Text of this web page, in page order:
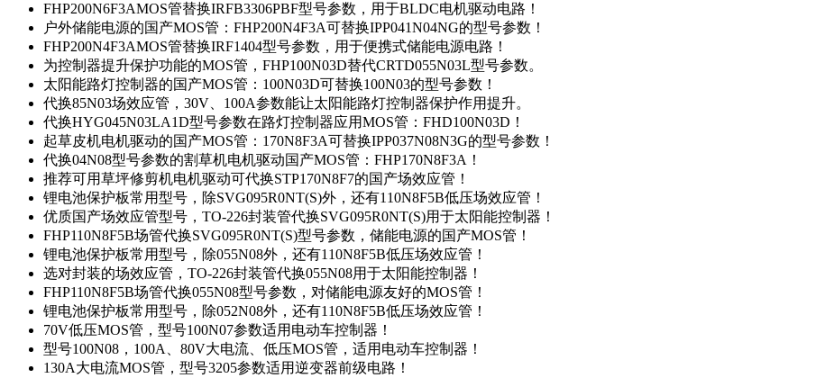
FHP200N6F3AMOS管替换IRFB3306PBF型号参数，用于BLDC电机驱动电路！
户外储能电源的国产MOS管：FHP200N4F3A可替换IPP041N04NG的型号参数！
FHP200N4F3AMOS管替换IRF1404型号参数，用于便携式储能电源电路！
为控制器提升保护功能的MOS管，FHP100N03D替代CRTD055N03L型号参数。
太阳能路灯控制器的国产MOS管：100N03D可替换100N03的型号参数！
代换85N03场效应管，30V、100A参数能让太阳能路灯控制器保护作用提升。
代换HYG045N03LA1D型号参数在路灯控制器应用MOS管：FHD100N03D！
起草皮机电机驱动的国产MOS管：170N8F3A可替换IPP037N08N3G的型号参数！
代换04N08型号参数的割草机电机驱动国产MOS管：FHP170N8F3A！
推荐可用草坪修剪机电机驱动可代换STP170N8F7的国产场效应管！
锂电池保护板常用型号，除SVG095R0NT(S)外，还有110N8F5B低压场效应管！
优质国产场效应管型号，TO-226封装管代换SVG095R0NT(S)用于太阳能控制器！
FHP110N8F5B场管代换SVG095R0NT(S)型号参数，储能电源的国产MOS管！
锂电池保护板常用型号，除055N08外，还有110N8F5B低压场效应管！
选对封装的场效应管，TO-226封装管代换055N08用于太阳能控制器！
FHP110N8F5B场管代换055N08型号参数，对储能电源友好的MOS管！
锂电池保护板常用型号，除052N08外，还有110N8F5B低压场效应管！
70V低压MOS管，型号100N07参数适用电动车控制器！
型号100N08，100A、80V大电流、低压MOS管，适用电动车控制器！
130A大电流MOS管，型号3205参数适用逆变器前级电路！